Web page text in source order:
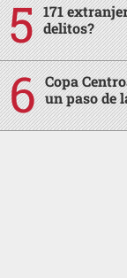
171
delitos?
Copa
un paso de